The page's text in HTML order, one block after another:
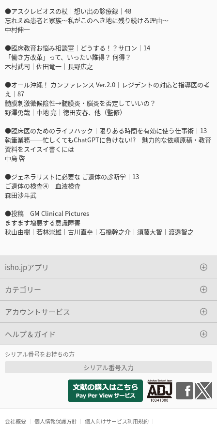
●アスクレピオスの杖｜想い出の診療録｜48
忘れえぬ患者と家族～私がこのへき地に残り続ける理由～
中村伸一
●臨床教育お悩み相談室｜どうする！？サロン｜14
「働き方改革」って、いったい誰得？ 何得？
木村武司｜佐田竜一｜長野広之
●オール沖縄！ カンファレンス Ver.2.0｜レジデントの対応と指導医の考
え｜87
髄膜刺激徴候陰性→髄膜炎・脳炎を否定していいの？
野澤勇哉｜中地 亮｜徳田安春、他（監修）
●臨床医のためのライフハック｜限りある時間を有効に使う仕事術｜13
執筆業務──忙しくてもChatGPTに負けない!? 魅力的な依頼原稿・教育
資料をスイスイ書くには
中島 啓
●ジェネラリストに必要な ご遺体の診断学｜13
ご遺体の検査④ 血液検査
森田沙斗武
●投稿 GM Clinical Pictures
ますます増悪する意識障害
秋山由樹｜若林崇雄｜古川直幸｜石橋幹之介｜須藤大智｜渡邉智之
isho.jpアプリ
カテゴリー
アカウントサービス
ヘルプ＆ガイド
シリアル番号をお持ちの方
シリアル番号入力
会社概要 個人情報保護方針 個人向けサービス利用規約